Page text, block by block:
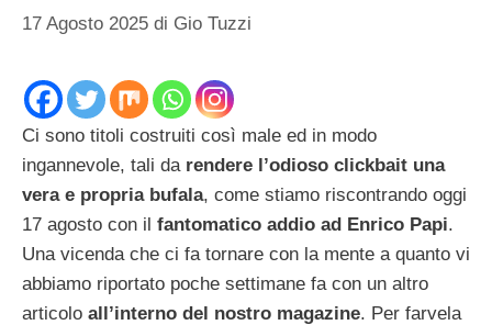
17 Agosto 2025 di Gio Tuzzi
Ci sono titoli costruiti così male ed in modo
ingannevole, tali da rendere l’odioso clickbait una
vera e propria bufala, come stiamo riscontrando oggi
17 agosto con il fantomatico addio ad Enrico Papi.
Una vicenda che ci fa tornare con la mente a quanto vi
abbiamo riportato poche settimane fa con un altro
articolo all’interno del nostro magazine. Per farvela